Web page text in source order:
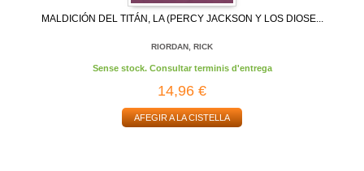
MALDICIÓN DEL TITÁN, LA (PERCY JACKSON Y LOS DIOSE...
RIORDAN, RICK
Sense stock. Consultar terminis d'entrega
14,96 €
AFEGIR A LA CISTELLA